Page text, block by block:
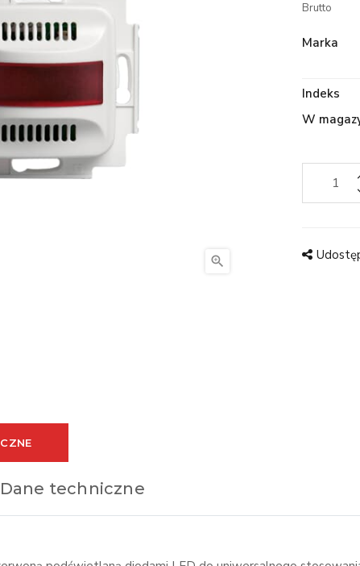

Brutto
Marka
Indeks
W
Dane techniczne